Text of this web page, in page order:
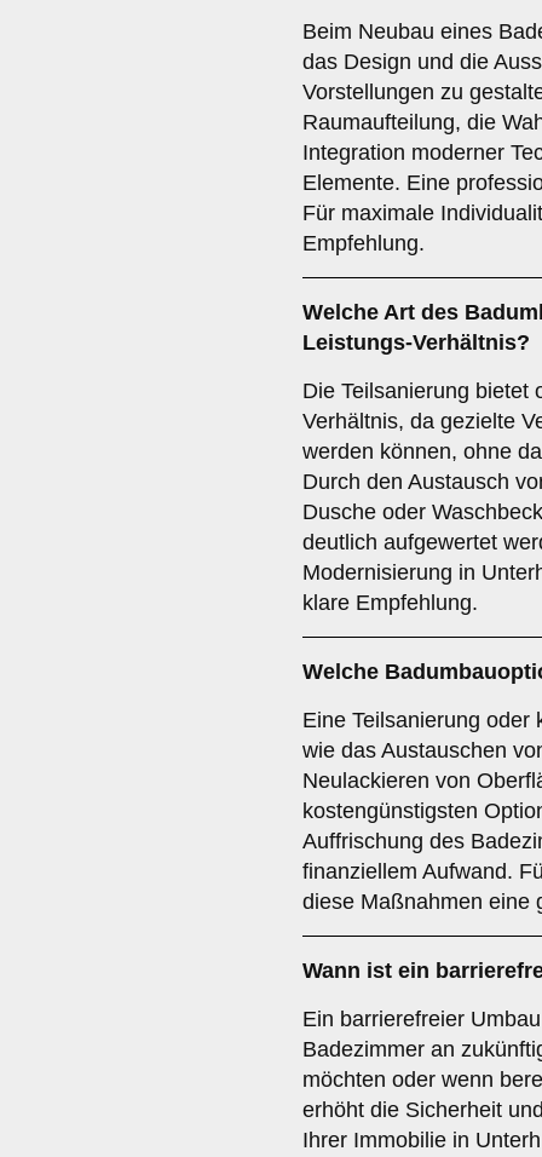
Beim Neubau eines
das Design und die
Vorstellungen zu
Raumaufteilung, die
Integration moderner
Elemente. Eine
Für maximale
Empfehlung.
Welche Art des
Leistungs-Verhältnis?
Die Teilsanierung bietet
Verhältnis, da gezielte
werden können, ohne
Durch den Austausch
Dusche oder
deutlich aufgewertet
Modernisierung in
klare Empfehlung.
Welche
Eine Teilsanierung oder
wie das Austauschen
Neulackieren von
kostengünstigsten
Auffrischung des
finanziellem Aufwand.
diese Maßnahmen eine
Wann ist ein
Ein barrierefreier
Badezimmer an
möchten oder wenn
erhöht die Sicherheit
Ihrer Immobilie in